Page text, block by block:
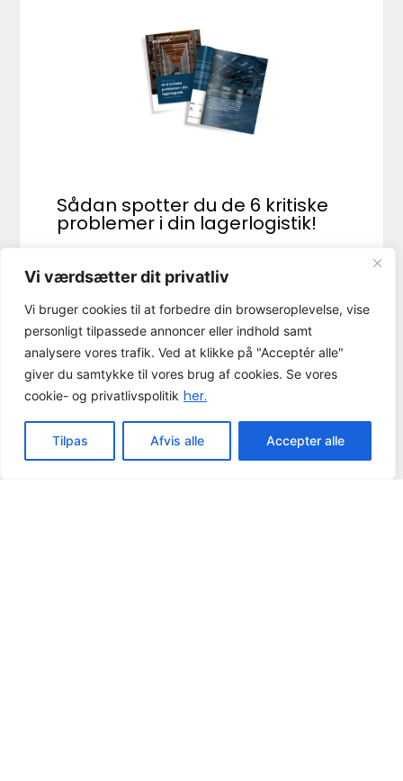
Vi værdsætter dit privatliv
Vi bruger cookies til at forbedre din browseroplevelse, vise
personligt tilpassede annoncer eller indhold samt
analysere vores trafik. Ved at klikke på "Acceptér alle"
giver du samtykke til vores brug af cookies. Se vores
cookie- og privatlivspolitik her.
Tilpas Afvis alle Accepter alle
Sådan spotter du de 6 kritiske
problemer i din lagerlogistik!
Få tilsendt vores gratis guide her
Send guide